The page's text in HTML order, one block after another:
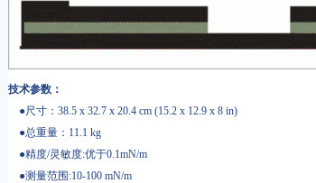
技术参数：
●尺寸：38.5 x 32.7 x 20.4 cm (15.2 x 12.9 x 8 in)
●总重量：11.1 kg
●精度/灵敏度:优于0.1mN/m
●测量范围:10-100 mN/m